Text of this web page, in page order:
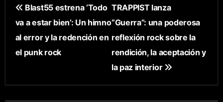
N
A
V
G
Blast55 estrena ‘Todo
va a estar bien’: Un himno
al error y la redención en
el punk rock
TRAPPIST lanza
“Guerra”: una poderosa
reflexión rock sobre la
rendición, la aceptación y
la paz interior